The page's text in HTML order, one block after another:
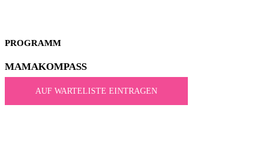
PROGRAMM
MAMA­KOMPASS
AUF WARTELISTE EINTRAGEN